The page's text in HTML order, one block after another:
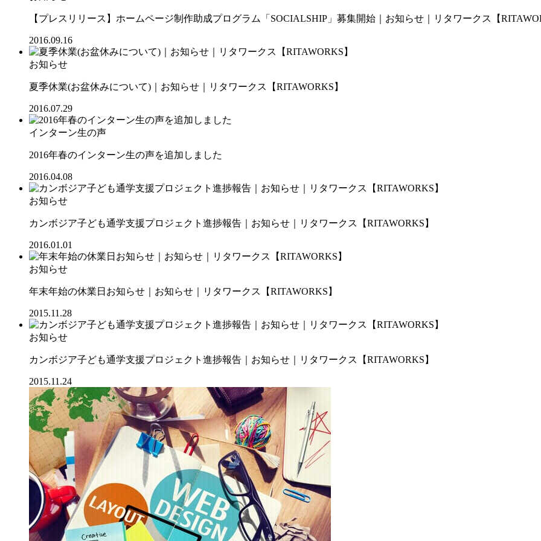
【プレスリリース】ホームページ制作助成プログラム「SOCIALSHIP」募集開始｜お知らせ｜リタワークス【
2016.09.16
お知らせ
夏季休業(お盆休みについて)｜お知らせ｜リタワークス【RITAWORKS】
2016.07.29
インターン生の声
2016年春のインターン生の声を追加しました
2016.04.08
お知らせ
カンボジア子ども通学支援プロジェクト進捗報告｜お知らせ｜リタワークス【RITAWORKS】
2016.01.01
お知らせ
年末年始の休業日お知らせ｜お知らせ｜リタワークス【RITAWORKS】
2015.11.28
お知らせ
カンボジア子ども通学支援プロジェクト進捗報告｜お知らせ｜リタワークス【RITAWORKS】
2015.11.24